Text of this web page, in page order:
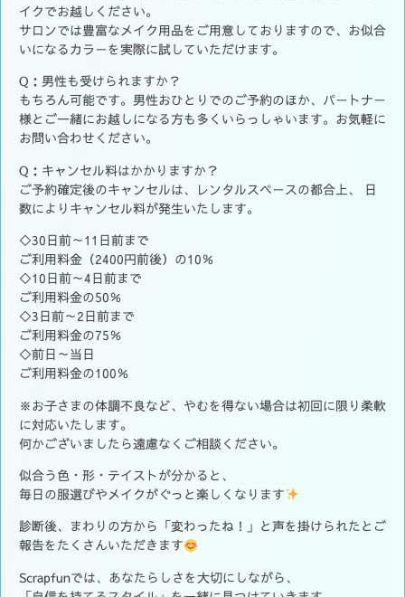
イクでお越しください。
サロンでは豊富なメイク用品をご用意しておりますので、お似合
いになるカラーを実際に試していただけます。
Q：男性も受けられますか？
もちろん可能です。男性おひとりでのご予約のほか、パートナー
様とご一緒にお越しになる方も多くいらっしゃいます。お気軽に
お問い合わせください。
Q：キャンセル料はかかりますか？
ご予約確定後のキャンセルは、レンタルスペースの都合上、 日
数によりキャンセル料が発生いたします。
◇30日前～11日前まで
ご利用料金（2400円前後）の10％
◇10日前～4日前まで
ご利用料金の50％
◇3日前～2日前まで
ご利用料金の75％
◇前日～当日
ご利用料金の100％
※お子さまの体調不良など、やむを得ない場合は初回に限り柔軟
に対応いたします。
何かございましたら遠慮なくご相談ください。
似合う色・形・テイストが分かると、
毎日の服選びやメイクがぐっと楽しくなります
診断後、まわりの方から「変わったね！」と声を掛けられたとご
報告をたくさんいただきます
Scrapfunでは、あなたらしさを大切にしながら、